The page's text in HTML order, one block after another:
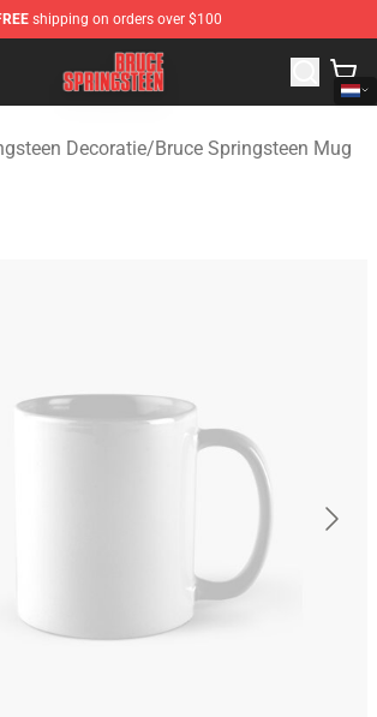
shipping on orders over $100
Store - Official Bruce Springsteen
Decoratie/Bruce Springsteen Mug